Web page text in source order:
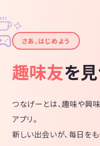
✦
✧
さあ、はじめよう
趣味友を
つなげーとは、趣味や興
アプリ。
新しい出会いが、毎日をも